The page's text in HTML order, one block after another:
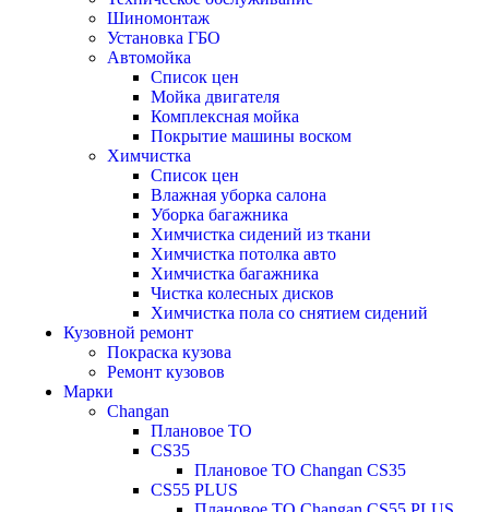
Шиномонтаж
Установка ГБО
Автомойка
Список цен
Мойка двигателя
Комплексная мойка
Покрытие машины воском
Химчистка
Список цен
Влажная уборка салона
Уборка багажника
Химчистка сидений из ткани
Химчистка потолка авто
Химчистка багажника
Чистка колесных дисков
Химчистка пола со снятием сидений
Кузовной ремонт
Покраска кузова
Ремонт кузовов
Марки
Changan
Плановое ТО
CS35
Плановое ТО Changan CS35
CS55 PLUS